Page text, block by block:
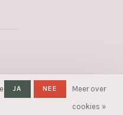
JA NEE
Meer over
cookies »